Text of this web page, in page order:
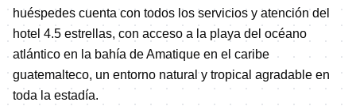
huéspedes cuenta con todos los servicios y atención del
hotel 4.5 estrellas, con acceso a la playa del océano
atlántico en la bahía de Amatique en el caribe
guatemalteco, un entorno natural y tropical agradable en
toda la estadía.